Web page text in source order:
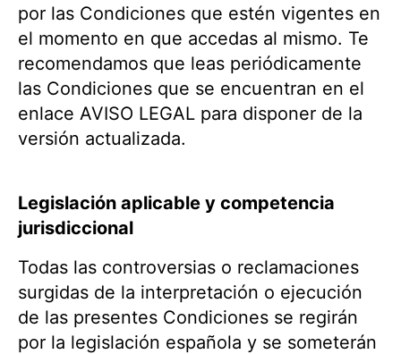
por las Condiciones que estén vigentes en
el momento en que accedas al mismo. Te
recomendamos que leas periódicamente
las Condiciones que se encuentran en el
enlace AVISO LEGAL para disponer de la
versión actualizada.
Legislación aplicable y competencia
jurisdiccional
Todas las controversias o reclamaciones
surgidas de la interpretación o ejecución
de las presentes Condiciones se regirán
por la legislación española y se someterán